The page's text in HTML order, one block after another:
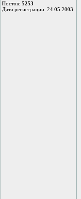
Постов: 5253
Дата регистрации: 24.05.2003